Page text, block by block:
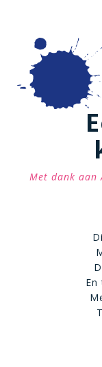
Met dank aan